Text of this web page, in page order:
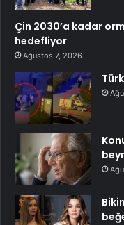
Çin 2030’a kadar
hedefliyor
Ağustos 7, 2026